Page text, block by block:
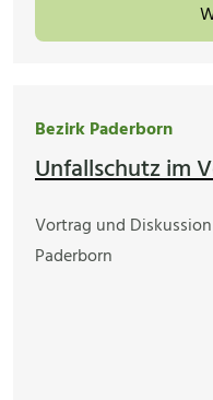
Bezirk Paderborn
Unfallschutz im
Vortrag und
Paderborn